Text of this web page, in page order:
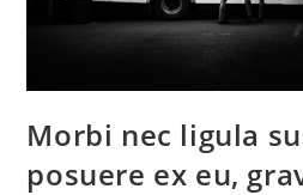
Morbi nec ligula
posuere ex eu,